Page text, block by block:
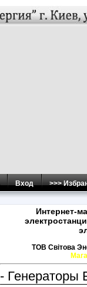
Вход >>>
Интернет-
ТОВ Свiтова
- Генераторы